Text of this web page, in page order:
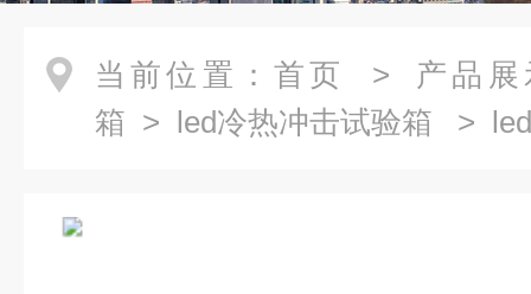
当前位置： 首页 > 产品展
箱 > led冷热冲击试验箱 >